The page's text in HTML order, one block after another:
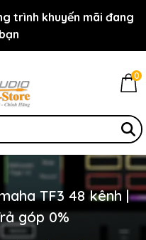
hàng NY Audio - DJ
trình khuyến mãi đang
0
TF3 48 kênh |
góp 0%